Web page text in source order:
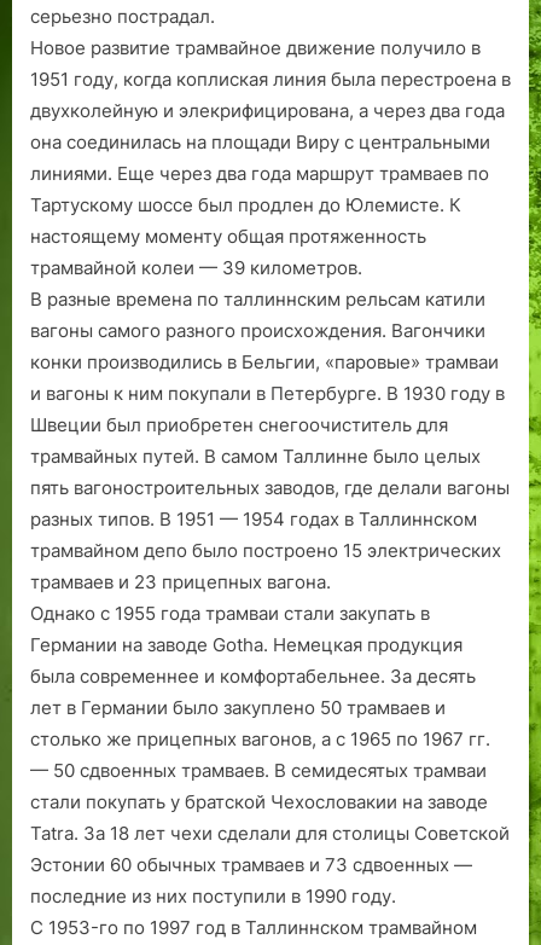
серьезно пострадал.
Новое развитие трамвайное движение получило в
1951 году, когда коплиская линия была перестроена в
двухколейную и элекрифицирована, а через два года
она соединилась на площади Виру с центральными
линиями. Еще через два года маршрут трамваев по
Тартускому шоссе был продлен до Юлемисте. К
настоящему моменту общая протяженность
трамвайной колеи — 39 километров.
В разные времена по таллиннским рельсам катили
вагоны самого разного происхождения. Вагончики
конки производились в Бельгии, «паровые» трамваи
и вагоны к ним покупали в Петербурге. В 1930 году в
Швеции был приобретен снегоочиститель для
трамвайных путей. В самом Таллинне было целых
пять вагоностроительных заводов, где делали вагоны
разных типов. В 1951 — 1954 годах в Таллиннском
трамвайном депо было построено 15 электрических
трамваев и 23 прицепных вагона.
Однако с 1955 года трамваи стали закупать в
Германии на заводе Gotha. Немецкая продукция
была современнее и комфортабельнее. За десять
лет в Германии было закуплено 50 трамваев и
столько же прицепных вагонов, а с 1965 по 1967 гг.
— 50 сдвоенных трамваев. В семидесятых трамваи
стали покупать у братской Чехословакии на заводе
Tatra. За 18 лет чехи сделали для столицы Советской
Эстонии 60 обычных трамваев и 73 сдвоенных —
последние из них поступили в 1990 году.
С 1953-го по 1997 год в Таллиннском трамвайном